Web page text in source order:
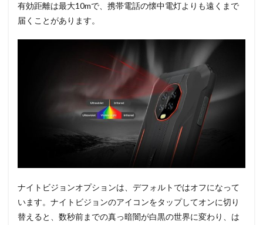
有効距離は最大10mで、携帯電話の懐中電灯よりも遠くまで
届くことがあります。
ナイトビジョンオプションは、デフォルトではオフになって
います。ナイトビジョンのアイコンをタップしてオンに切り
替えると、数秒前までの真っ暗闇が白黒の世界に変わり、は